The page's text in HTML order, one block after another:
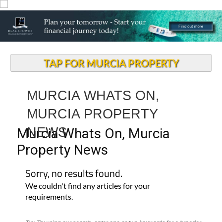
TAP FOR MURCIA PROPERTY
MURCIA PROPERTY
NEWS
Murcia Whats On, Murcia
Property News